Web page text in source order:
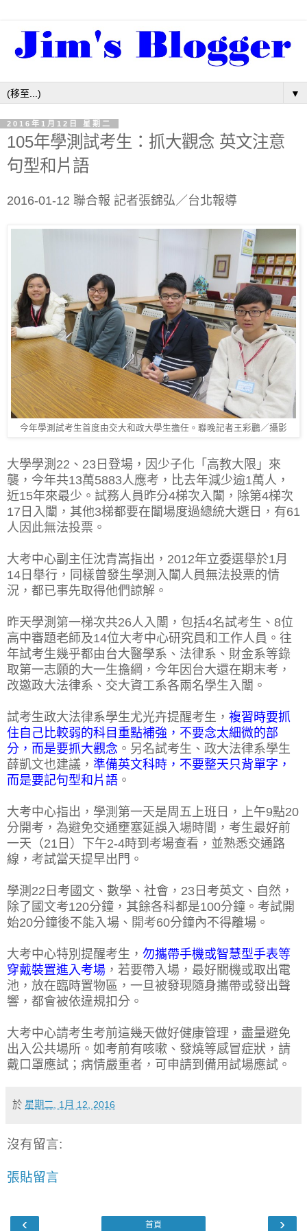
▼
2016年1月12日 星期二
105年學測試考生：抓大觀念 英文注意
句型和片語
2016-01-12 聯合報 記者張錦弘／台北報導
今年學測試考生首度由交大和政大學生擔任。聯晚記者王彩鸝／攝影
大學學測22、23日登場，因少子化「高教大限」來
襲，今年共13萬5883人應考，比去年減少逾1萬人，
近15年來最少。試務人員昨分4梯次入闈，除第4梯次
17日入闈，其他3梯都要在闈場度過總統大選日，有61
人因此無法投票。
大考中心副主任沈青嵩指出，2012年立委選舉於1月
14日舉行，同樣曾發生學測入闈人員無法投票的情
況，都已事先取得他們諒解。
昨天學測第一梯次共26人入闈，包括4名試考生、8位
高中審題老師及14位大考中心研究員和工作人員。往
年試考生幾乎都由台大醫學系、法律系、財金系等錄
取第一志願的大一生擔綱，今年因台大還在期末考，
改邀政大法律系、交大資工系各兩名學生入闈。
試考生政大法律系學生尤光卉提醒考生， 複習時要抓
住自己比較弱的科目重點補強，不要念太細微的部
分，而是要抓大觀念 。另名試考生、政大法律系學生
薛凱文也建議， 準備英文科時，不要整天只背單字，
而是要記句型和片語 。
大考中心指出，學測第一天是周五上班日，上午9點20
分開考，為避免交通壅塞延誤入場時間，考生最好前
一天（21日）下午2-4時到考場查看，並熟悉交通路
線，考試當天提早出門。
學測22日考國文、數學、社會，23日考英文、自然，
除了國文考120分鐘，其餘各科都是100分鐘。考試開
始20分鐘後不能入場、開考60分鐘內不得離場。
大考中心特別提醒考生， 勿攜帶手機或智慧型手表等
穿戴裝置進入考場 ，若要帶入場，最好關機或取出電
池，放在臨時置物區，一旦被發現隨身攜帶或發出聲
響，都會被依違規扣分。
大考中心請考生考前這幾天做好健康管理，盡量避免
出入公共場所。如考前有咳嗽、發燒等感冒症狀，請
戴口罩應試；病情嚴重者，可申請到備用試場應試。
於 星期二, 1月 12, 2016
沒有留言:
張貼留言
‹ ›
首頁